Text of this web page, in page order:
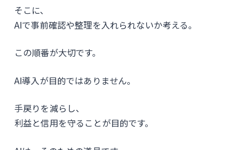
そこに、
AIで事前確認や整理を入れられないか考える。
この順番が大切です。
AI導入が目的ではありません。
手戻りを減らし、
利益と信用を守ることが目的です。